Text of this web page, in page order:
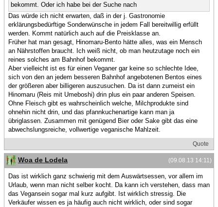
bekommt. Oder ich habe bei der Suche nach
Das würde ich nicht erwarten, daß in der j. Gastronomie
erklärungsbedürftige Sonderwünsche in jedem Fall bereitwillig erfüllt
werden. Kommt natürlich auch auf die Preisklasse an.
Früher hat man gesagt, Hinomaru-Bento hätte alles, was ein Mensch
an Nährstoffen braucht. Ich weiß nicht, ob man heutzutage noch ein
reines solches am Bahnhof bekommt.
Aber vielleicht ist es für einen Veganer gar keine so schlechte Idee,
sich von den an jedem besseren Bahnhof angebotenen Bentos eines
der größeren aber billigeren auszusuchen. Da ist dann zumeist ein
Hinomaru (Reis mit Umeboshi) drin plus ein paar anderen Speisen.
Ohne Fleisch gibt es wahrscheinlich welche, Milchprodukte sind
ohnehin nicht drin, und das pfannkuchenartige kann man ja
übriglassen. Zusammen mit genügend Bier oder Sake gibt das eine
abwechslungsreiche, vollwertige veganische Mahlzeit.
Quote
(09.08.13 14:11)
Woa de Lodela
Das ist wirklich ganz schwierig mit dem Auswärtsessen, vor allem im
Urlaub, wenn man nicht selber kocht. Da kann ich verstehen, dass man
das Vegansein sogar mal kurz aufgibt. Ist wirklich stressig. Die
Verkäufer wissen es ja häufig auch nicht wirklich, oder sind sogar